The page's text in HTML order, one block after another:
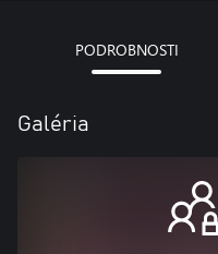
PODROBNOSTI
Galéria